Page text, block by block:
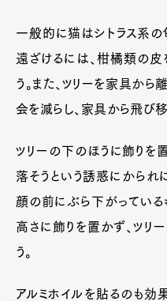
一般的に猫はシトラス系の
遠ざけるには、柑橘類の皮
う。また、ツリーを家具から
会を減らし、家具から飛び移
ツリーの下のほうに飾りを
落そうという誘惑にかられ
顔の前にぶら下がっている
高さに飾りを置かず、ツリ
う。
アルミホイルを貼るのも効